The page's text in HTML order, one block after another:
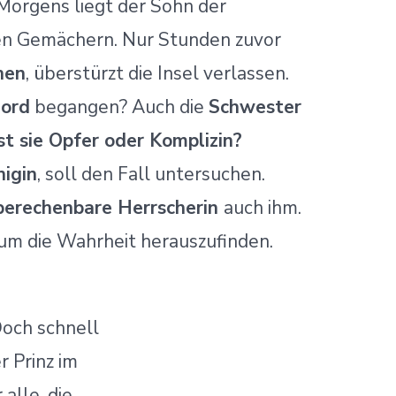
liegt der Sohn der
Gemächern. Nur Stunden zuvor
, überstürzt die Insel verlassen.
begangen? Auch die Schwester
sie Opfer oder Komplizin?
, soll den Fall untersuchen.
Herrscherin auch ihm.
die Wahrheit herauszufinden.
schnell
Prinz im